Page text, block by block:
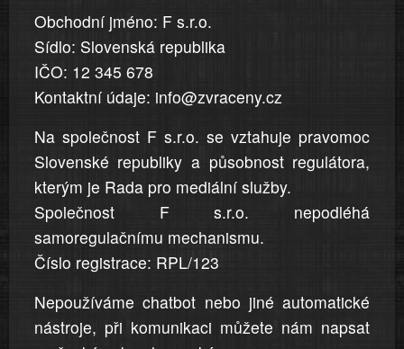
jsou
přesná
a
úplná
Obchodní jméno: F s.r.o.
Sídlo: Slovenská republika
IČO: 12 345 678
Kontaktní údaje: info@zvraceny.cz
Na společnost F s.r.o. se vztahuje pravomoc
Slovenské republiky a působnost regulátora,
kterým je Rada pro mediální služby.
Společnost F s.r.o. nepodléhá
samoregulačnímu mechanismu.
Číslo registrace: RPL/123
Nepoužíváme chatbot nebo jiné automatické
nástroje, při komunikaci můžete nám napsat